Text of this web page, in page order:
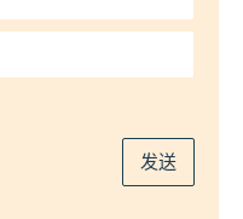
发送